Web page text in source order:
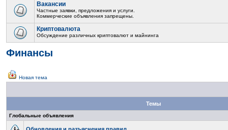
Вакансии
Частные заявки, предложения и услуги.
Коммерческие объявления запрещены.
Криптовалюта
Обсуждение различных криптовалют и майнинга
Финансы
Новая тема
Темы
Глобальные объявления